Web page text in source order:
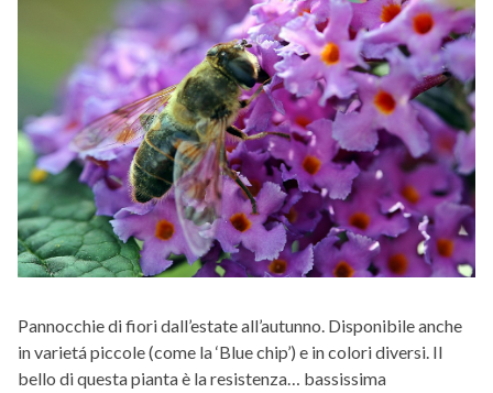
Pannocchie di fiori dall’estate all’autunno. Disponibile anche
in varietá piccole (come la ‘Blue chip’) e in colori diversi. Il
bello di questa pianta è la resistenza… bassissima